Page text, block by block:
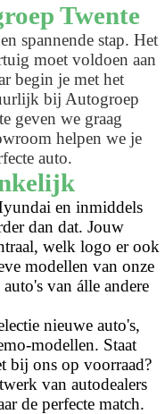
Twente
spannende stap. Het
moet voldoen aan
begin je met het
bij Autogroep
geven we graag
helpen we je
auto.
en inmiddels
dan dat. Jouw
welk logo er ook
modellen van onze
van álle andere
nieuwe auto's,
modellen. Staat
bij ons op voorraad?
van autodealers
de perfecte match.